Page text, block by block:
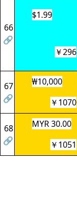
66
🔗
$1.99
￥296
67
🔗
₩10,000
￥1070
68
🔗
MYR 30.00
￥1051